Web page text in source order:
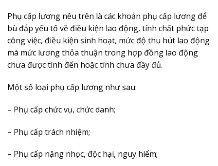
Phụ cấp lương nêu trên là các khoản phụ cấp lương để
bù đắp yếu tố về điều kiện lao động, tính chất phức tạp
công việc, điều kiện sinh hoạt, mức độ thu hút lao động
mà mức lương thỏa thuận trong hợp đồng lao động
chưa được tính đến hoặc tính chưa đầy đủ.
Một số loại phụ cấp lương như sau:
– Phụ cấp chức vụ, chức danh;
– Phụ cấp trách nhiệm;
– Phụ cấp nặng nhọc, độc hại, nguy hiểm;